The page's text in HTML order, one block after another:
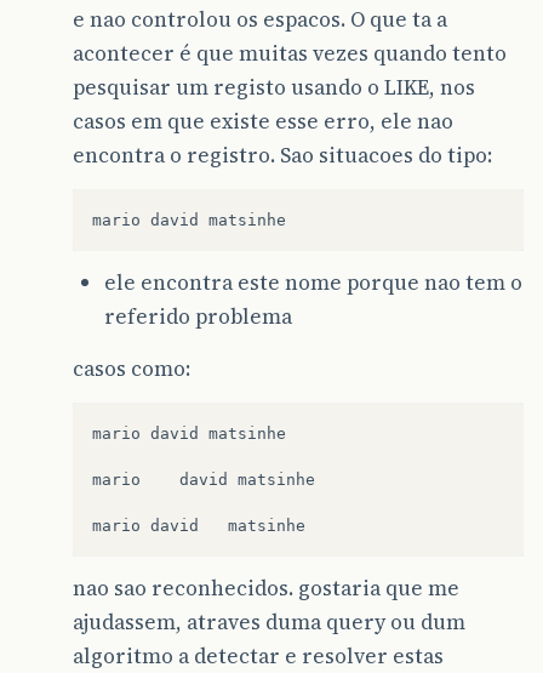
e nao controlou os espacos. O que ta a
acontecer é que muitas vezes quando tento
pesquisar um registo usando o LIKE, nos
casos em que existe esse erro, ele nao
encontra o registro. Sao situacoes do tipo:
mario david matsinhe
ele encontra este nome porque nao tem o
referido problema
casos como:
mario david matsinhe
mario david matsinhe
mario david matsinhe
nao sao reconhecidos. gostaria que me
ajudassem, atraves duma query ou dum
algoritmo a detectar e resolver estas